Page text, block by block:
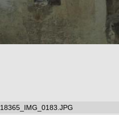
18365_IMG_0183.JPG